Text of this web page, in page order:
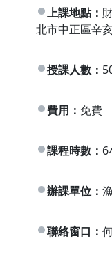
上課地點：
北市中正區辛
授課人數：
費用： 免費
課程時數： 6
辦課單位：
聯絡窗口：